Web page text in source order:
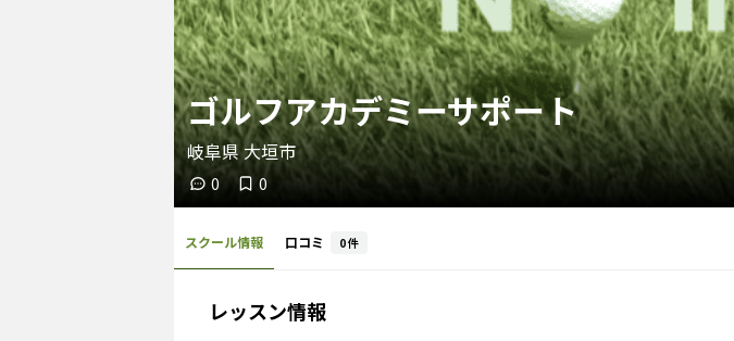
ゴルフアカデミーサポート
岐阜県 大垣市
0 0
スクール情報 口コミ 0件
レッスン情報